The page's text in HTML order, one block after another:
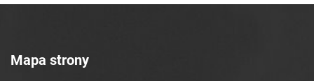
Mapa strony